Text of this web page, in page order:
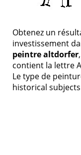
Obtenez un
investissement
peintre altdorfer
contient la lettre
Le type de
historical subjects